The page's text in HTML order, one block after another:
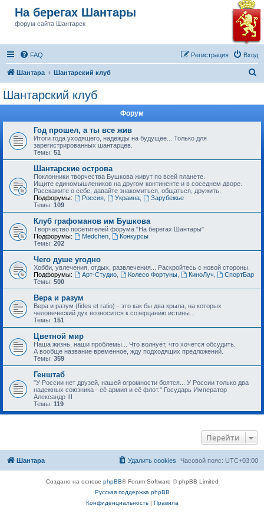
На берегах Шантары
форум сайта Шантарск
FAQ Вход
Регистрация
Шантара Шантарский клуб
Шантарский клуб
Форум
Год прошел, а ты все жив
Итоги года уходящего, надежды на будущее... Только для
зарегистрированных шантарцев.
Темы: 51
Шантарские острова
Поклонники творчества Бушкова живут по всей планете.
Ищите единомышлеников на другом континенте и в соседнем дворе.
Расскажите о себе, давайте знакомиться, общаться, дружить.
Подфорумы:
Россия, Украина,
Зарубежье
Темы: 109
Клуб графоманов им Бушкова
Творчество посетителей форума "На берегах Шантары"
Подфорумы:
Medchen,
Конкурсы
Темы: 202
Чего душе угодно
Хобби, увлечения, отдых, развлечения... Раскройтесь с новой стороны.
Подфорумы:
Арт-Студио, Колесо Фортуны, КиноЛуч
СпортБар
Темы: 500
Вера и разум
Вера и разум (fides et ratio) - это как бы два крыла, на которых
человеческий дух возносится к созерцанию истины...
Темы: 151
Цветной мир
Наша жизнь, наши проблемы... Что волнует, что хочется обсудить.
А вообще название временное, жду подходящих предложений.
Темы: 359
Генштаб
"У России нет друзей, нашей огромности боятся... У России только два
надежных союзника - её армия и её флот." Государь Император
Александр III
Темы: 119
Перейти
Шантара Часовой пояс: UTC+03:00
Удалить cookies
Создано на основе phpBB® Forum Software © phpBB Limited
Русская поддержка phpBB
Конфиденциальность| Правила